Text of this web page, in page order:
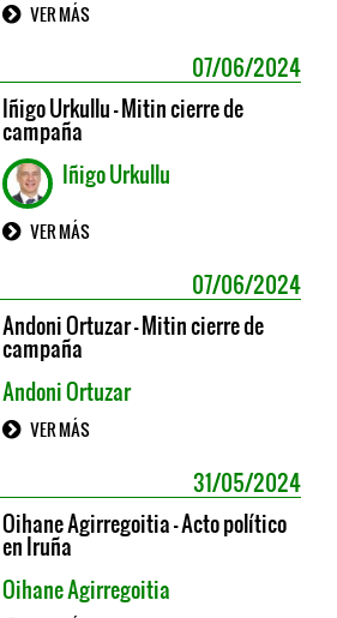
VER MÁS
07/06/2024
Iñigo Urkullu - Mitin cierre de
campaña
Iñigo Urkullu
VER MÁS
07/06/2024
Andoni Ortuzar - Mitin cierre de
campaña
Andoni Ortuzar
VER MÁS
31/05/2024
Oihane Agirregoitia - Acto político
en Iruña
Oihane Agirregoitia